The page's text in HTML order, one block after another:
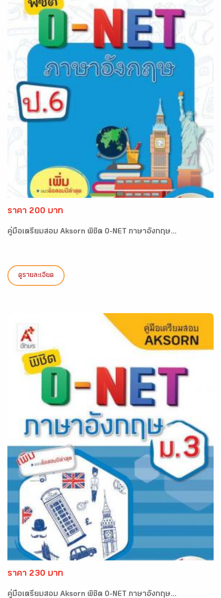
ราคา 200 บาท
คู่มือเตรียมสอบ Aksorn พิชิต O-NET ภาษาอังกฤษ...
ดูรายละเอียด
ราคา 230 บาท
คู่มือเตรียมสอบ Aksorn พิชิต O-NET ภาษาอังกฤษ...